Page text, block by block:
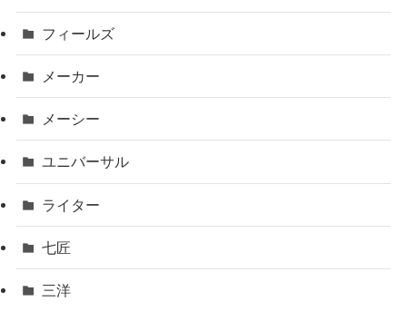
フィールズ
メーカー
メーシー
ユニバーサル
ライター
七匠
三洋